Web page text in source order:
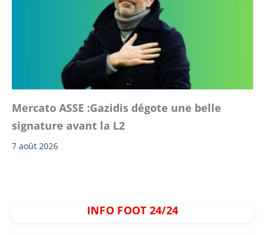
Mercato ASSE :Gazidis dégote une belle
signature avant la L2
7 août 2026
INFO FOOT 24/24